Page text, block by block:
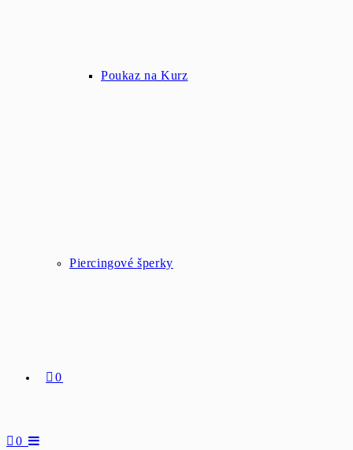
Poukaz na Kurz
Piercingové šperky
0
0